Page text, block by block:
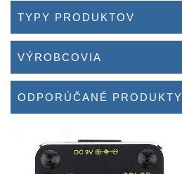
TYPY PRODUKTOV
VÝROBCOVIA
ODPORÚČANÉ PRODUKTY